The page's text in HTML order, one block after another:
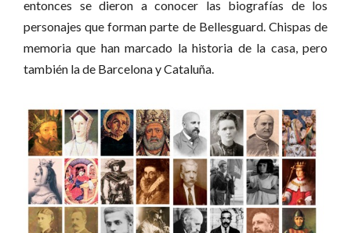
entonces se dieron a conocer las biografías de los
personajes que forman parte de Bellesguard. Chispas de
memoria que han marcado la historia de la casa, pero
también la de Barcelona y Cataluña.